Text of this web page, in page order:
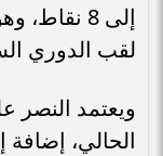
إلى 8
لقب الدوري
ويعتمد النصر
الحالي،